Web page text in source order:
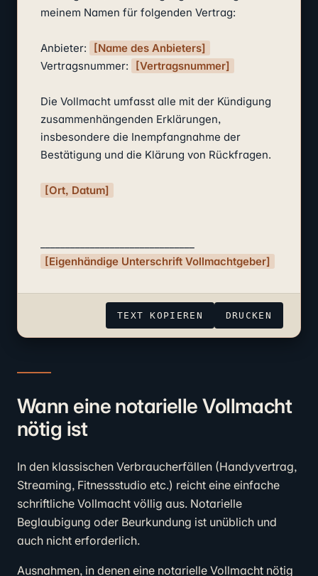
meinem Namen für folgenden Vertrag:
Anbieter:
[Name des Anbieters]
Vertragsnummer:
[Vertragsnummer]
Die Vollmacht umfasst alle mit der Kündigung
zusammenhängenden Erklärungen,
insbesondere die Inempfangnahme der
Bestätigung und die Klärung von Rückfragen.
[Ort, Datum]
[Eigenhändige Unterschrift Vollmachtgeber]
TEXT KOPIEREN DRUCKEN
Wann eine notarielle Vollmacht
nötig ist
In den klassischen Verbraucherfällen (Handyvertrag,
Streaming, Fitnessstudio etc.) reicht eine einfache
schriftliche Vollmacht völlig aus. Notarielle
Beglaubigung oder Beurkundung ist unüblich und
auch nicht erforderlich.
Ausnahmen, in denen eine notarielle Vollmacht nötig